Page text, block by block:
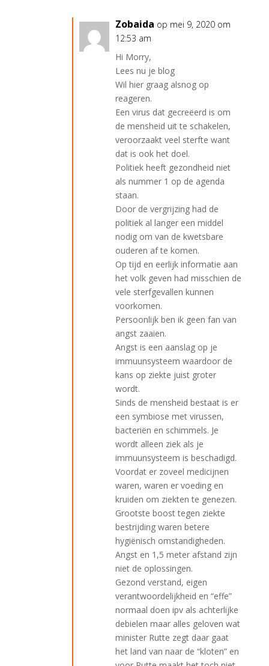
Zobaida op mei 9, 2020 om
12:53 am
Hi Morry,
Lees nu je blog
Wil hier graag alsnog op
reageren.
Een virus dat gecreëerd is om
de mensheid uit te schakelen,
veroorzaakt veel sterfte want
dat is ook het doel.
Politiek heeft gezondheid niet
als nummer 1 op de agenda
staan.
Door de vergrijzing had de
politiek al langer een middel
nodig om van de kwetsbare
ouderen af te komen.
Op tijd en eerlijk informatie aan
het volk geven had misschien de
vele sterfgevallen kunnen
voorkomen.
Persoonlijk ben ik geen fan van
angst zaaien.
Angst is een aanslag op je
immuunsysteem waardoor de
kans op ziekte juist groter
wordt.
Sinds de mensheid bestaat is er
een symbiose met virussen,
bacteriën en schimmels. Je
wordt alleen ziek als je
immuunsysteem is beschadigd.
Voordat er zoveel medicijnen
waren, waren er voeding en
kruiden om ziekten te genezen.
Grootste boost tegen ziekte
bestrijding waren betere
hygiënisch omstandigheden.
Angst en 1,5 meter afstand zijn
niet de oplossingen.
Gezond verstand, eigen
verantwoordelijkheid en “effe”
normaal doen ipv als achterlijke
debielen maar alles geloven wat
minister Rutte zegt daar gaat
het land van naar de “kloten” en